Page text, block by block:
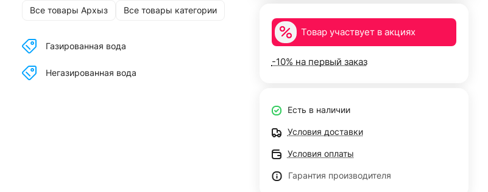
Все товары Архыз Все товары категории
Газированная вода
Негазированная вода
Товар участвует в акциях
-10% на первый заказ
Есть в наличии
Условия доставки
Условия оплаты
Гарантия производителя